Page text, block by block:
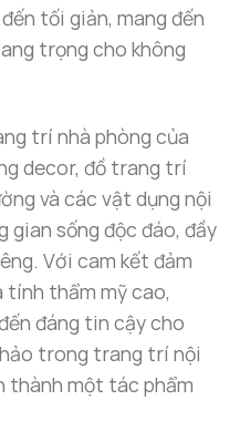
cụ giúp nâng cao trải
Đặt gương decor
tâm hoặc phía sau
nổi bật, làm cho
chuyên nghiệp hơn.
Khách Sạn
tỉ mỉ trong từng chi tiết
treo tường hiện đại
các hành lang
phần sang trọng
đãng, giúp khách lưu
tối giản, mang đến
trọng cho không
trí nhà phòng của
decor, đồ trang trí
và các vật dụng nội
gian sống độc đáo, đầy
Với cam kết đảm
thẩm mỹ cao,
đáng tin cậy cho
trong trang trí nội
thành một tác phẩm